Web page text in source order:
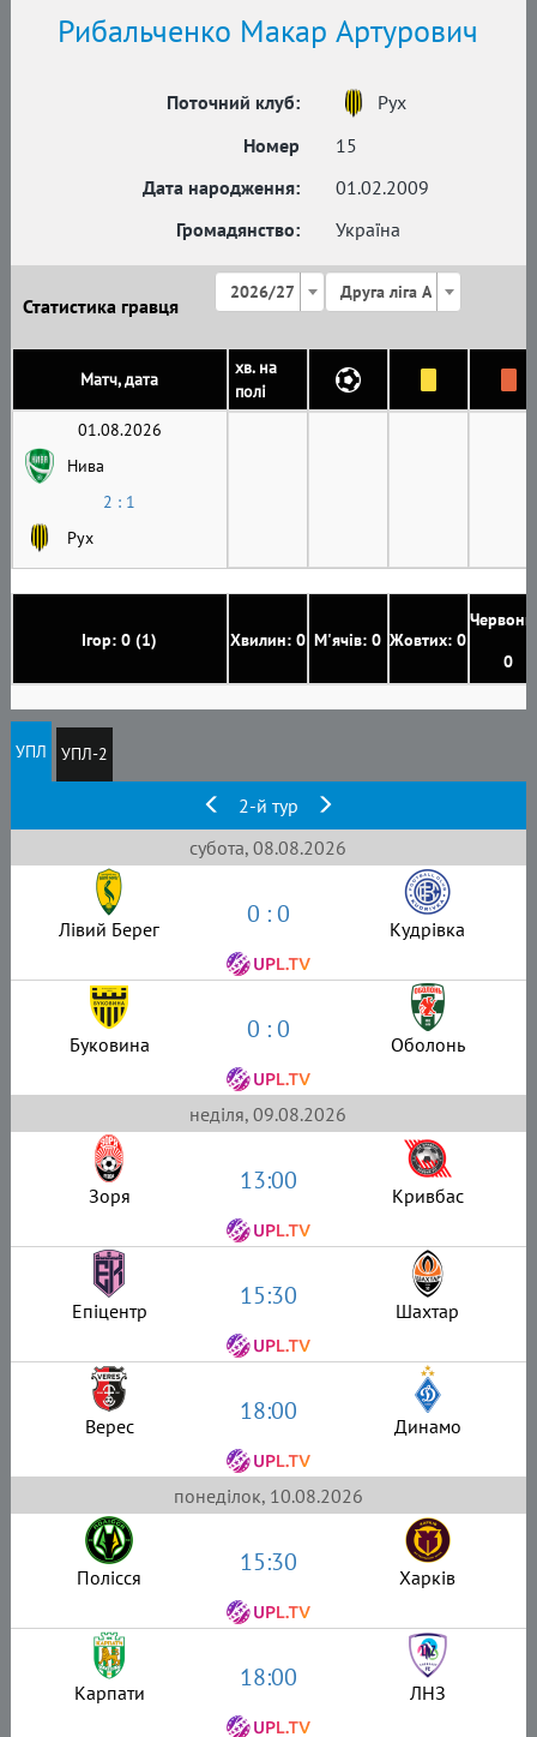
Рибальченко Макар Артурович
Поточний клуб:
Рух
Номер
15
Дата народження:
01.02.2009
Громадянство:
Україна
Статистика гравця
2026/27 Друга ліга А
Матч, дата
хв. на
полі
Ігор: 0 (1) Хвилин: 0 М'ячів: 0 Жовтих: 0
0
01.08.2026
Нива
2 : 1
Рух
УПЛ УПЛ-2
2-й тур
субота, 08.08.2026
Лівий Берег 0 : 0 Кудрівка
Буковина 0 : 0 Оболонь
неділя, 09.08.2026
Зоря 13:00 Кривбас
Епіцентр 15:30 Шахтар
Верес 18:00 Динамо
понеділок, 10.08.2026
Полісся 15:30 Харків
Карпати 18:00 ЛНЗ